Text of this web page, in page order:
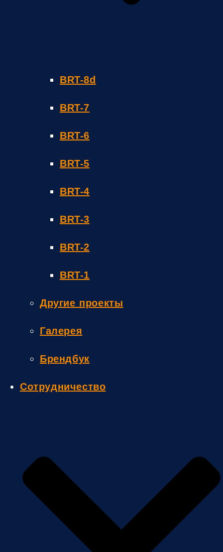
BRT-8d
BRT-7
BRT-6
BRT-5
BRT-4
BRT-3
BRT-2
BRT-1
Другие проекты
Галерея
Брендбук
Сотрудничество